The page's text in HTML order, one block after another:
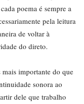
poema é sempre a
pela leitura
de voltar à
do direto.
importante do que
sonora ao
dele que trabalho